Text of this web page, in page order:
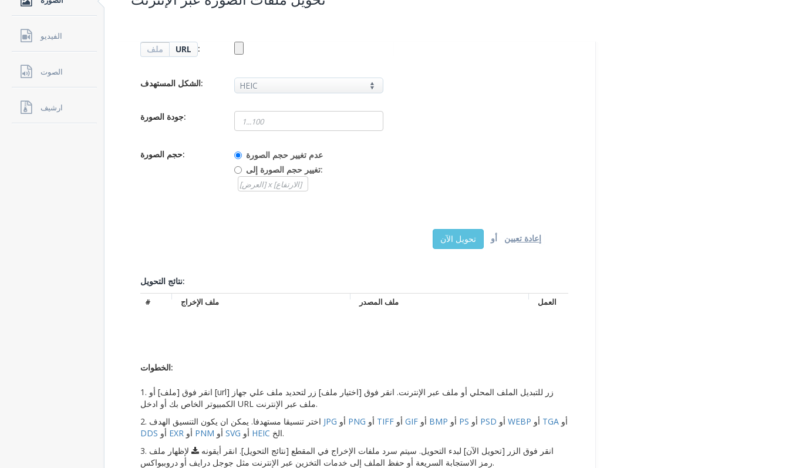
الفيديو
الصوت
ارشيف
ملف URL :
الشكل المستهدف:
جودة الصورة:
حجم الصورة:
عدم تغيير حجم الصورة
تغيير حجم الصورة إلى:
أو
نتائج التحويل:
# ملف الإخراج ملف المصدر العمل
الخطوات:
1. انقر فوق [ملف] أو [url] زر للتبديل الملف المحلي أو ملف عبر الإنترنت. انقر فوق [اختيار ملف] زر لتحديد ملف علي جهاز
الكمبيوتر الخاص بك أو ادخل URL ملف عبر الإنترنت.
JPG PNG TIFF GIF BMP PS PSD WEBP TGA أو
DDS
EXR PNM SVG HEIC
الخ.
3. انقر فوق الزر [تحويل الآن] لبدء التحويل. سيتم سرد ملفات الإخراج في المقطع [نتائج التحويل]. انقر أيقونه
لإظهار ملف
رمز الاستجابة السريعة أو حفظ الملف إلى خدمات التخزين عبر الإنترنت مثل جوجل درايف أو دروببواكس.